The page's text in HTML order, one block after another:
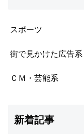
スポーツ
街で見かけた広告系
ＣＭ・芸能系
新着記事